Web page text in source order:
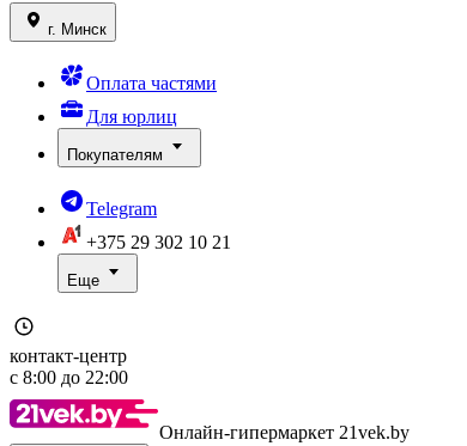
г. Минск
Оплата частями
Для юрлиц
Покупателям
Telegram
+375 29 302 10 21
Еще
контакт-центр
с 8:00 до 22:00
Онлайн-гипермаркет 21vek.by